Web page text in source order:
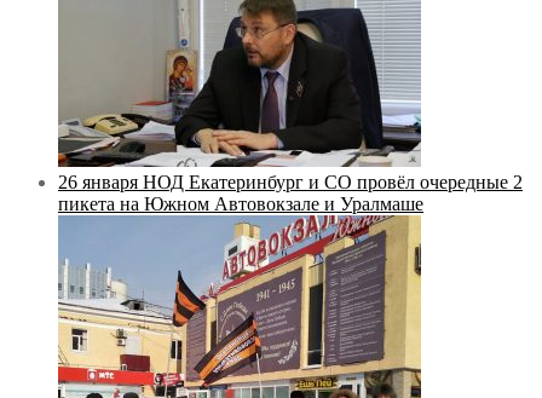
26 января НОД Екатеринбург и СО провёл очередные 2
пикета на Южном Автовокзале и Уралмаше